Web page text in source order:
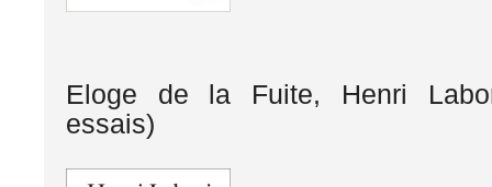
Eloge de la Fuite, Henri
essais)